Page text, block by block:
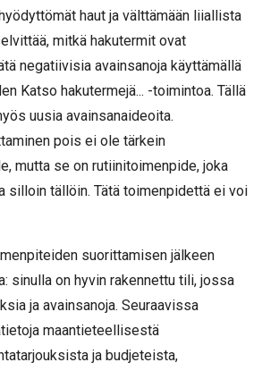
haut ja välttämään liiallista
mitkä hakutermit ovat
negatiivisia avainsanoja käyttämällä
Katso hakutermejä... -toimintoa. Tällä
uusia avainsanaideoita.
pois ei ole tärkein
mutta se on rutiinitoimenpide, joka
silloin tällöin. Tätä toimenpidettä ei voi
suorittamisen jälkeen
sinulla on hyvin rakennettu tili, jossa
ja avainsanoja. Seuraavissa
maantieteellisestä
ja budjeteista,